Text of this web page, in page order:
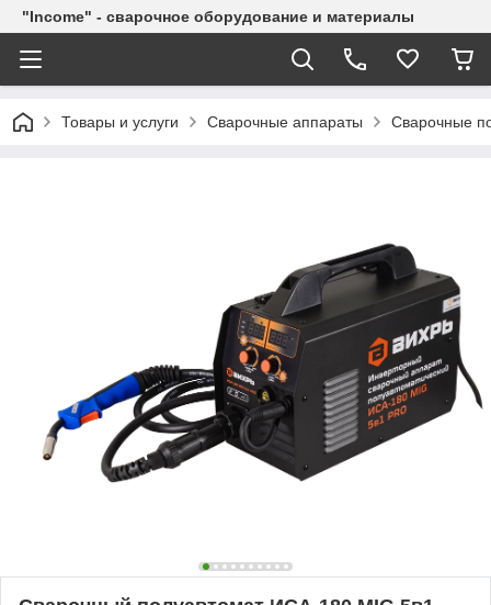
"Income" - сварочное оборудование и материалы
Товары и услуги Сварочные аппараты Сварочные